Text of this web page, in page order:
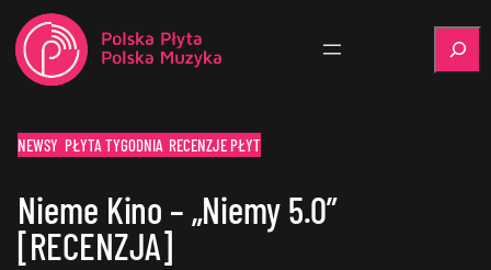
NEWSY PŁYTA TYGODNIA RECENZJE PŁYT
Nieme Kino – „Niemy 5.0”
[RECENZJA]